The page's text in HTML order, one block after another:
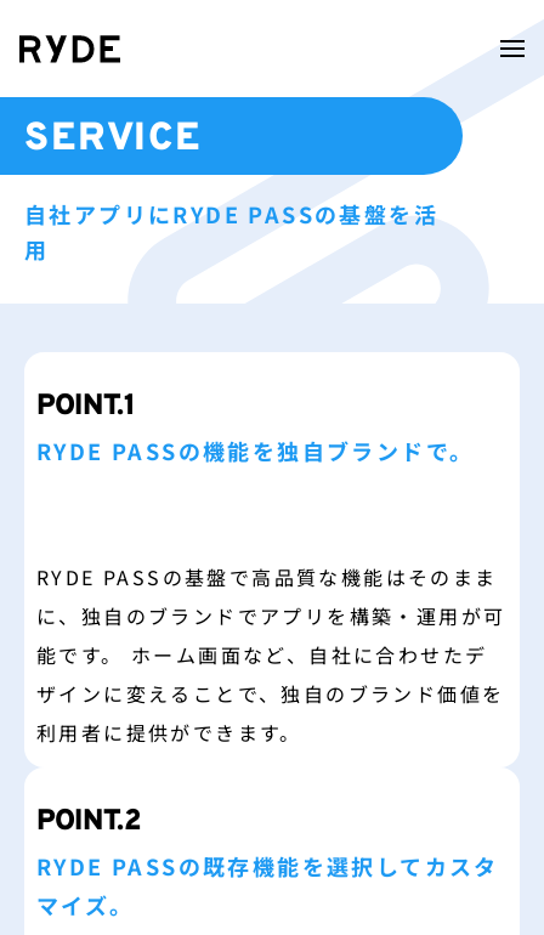
SERVICE
自社アプリにRYDE PASSの基盤を活
用
POINT.1
RYDE PASSの機能を独自ブランドで。
RYDE PASSの基盤で高品質な機能はそのまま
に、独自のブランドでアプリを構築・運用が可
能です。 ホーム画面など、自社に合わせたデ
ザインに変えることで、独自のブランド価値を
利用者に提供ができます。
POINT.2
RYDE PASSの既存機能を選択してカスタ
マイズ。